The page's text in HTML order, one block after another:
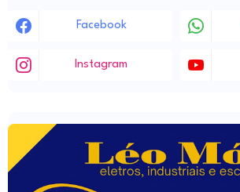
Facebook
Instagram